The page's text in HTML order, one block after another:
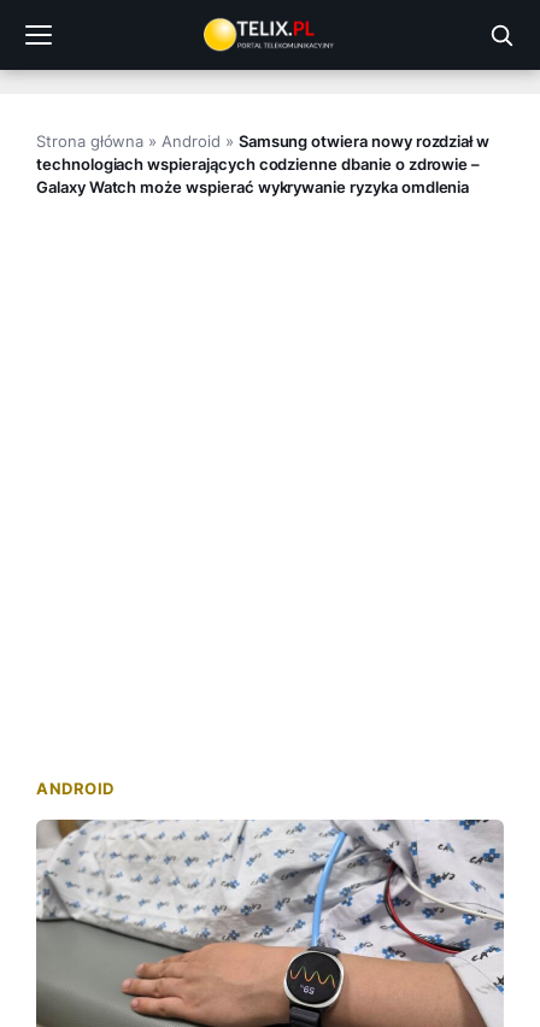
treści
Strona główna » Android » Samsung otwiera nowy rozdział w
technologiach wspierających codzienne dbanie o zdrowie –
Galaxy Watch może wspierać wykrywanie ryzyka omdlenia
ANDROID